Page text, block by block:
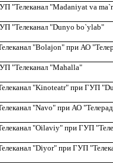
"Телеканал "Madaniyat va
"Телеканал "Dunyo bo`ylab"
"Bolajon" при АО
"Телеканал "Mahalla"
"Kinoteatr" при ГУП
"Navo" при АО
"Oilaviy" при ГУП
"Diyor" при ГУП